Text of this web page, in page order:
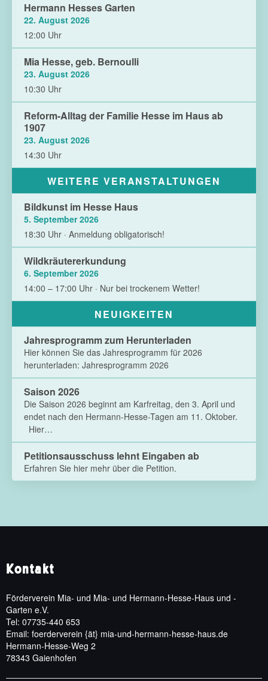
Hermann Hesses Garten
22. August 2026
12:00 Uhr
Mia Hesse, geb. Bernoulli
23. August 2026
10:30 Uhr
Reform-Alltag der Familie Hesse im Haus ab
1907
23. August 2026
14:30 Uhr
WEITERE VERANSTALTUNGEN
Bildkunst im Hesse Haus
5. September 2026
18:30 Uhr · Anmeldung obligatorisch!
Wildkräutererkundung
6. September 2026
14:00 – 17:00 Uhr · Nur bei trockenem Wetter!
NEUIGKEITEN
Jahresprogramm zum Herunterladen
Hier können Sie das Jahresprogramm für 2026
herunterladen: Jahresprogramm 2026
Saison 2026
Die Saison 2026 beginnt am Karfreitag, den 3. April und
endet nach den Hermann-Hesse-Tagen am 11. Oktober.
Hier…
Petitionsausschuss lehnt Eingaben ab
Erfahren Sie hier mehr über die Petition.
Kontakt
Förderverein Mia- und Mia- und Hermann-Hesse-Haus und -
Garten e.V.
Tel: 07735-440 653
Email: foerderverein {ät} mia-und-hermann-hesse-haus.de
Hermann-Hesse-Weg 2
78343 Gaienhofen